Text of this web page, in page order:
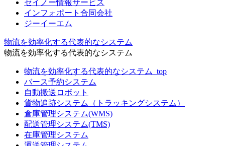
セイノー情報サービス
インフォポート合同会社
ジーイーエム
物流を効率化する代表的なシステム
物流を効率化する代表的なシステム
物流を効率化する代表的なシステム_top
バース予約システム
自動搬送ロボット
貨物追跡システム（トラッキングシステム）
倉庫管理システム(WMS)
配送管理システム(TMS)
在庫管理システム